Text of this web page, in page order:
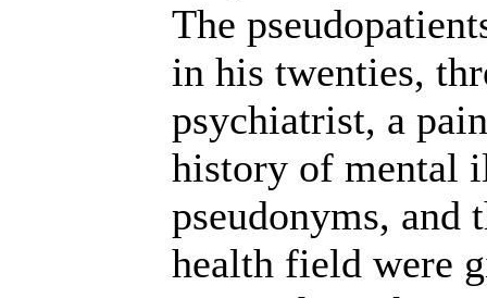
The
in his twenties,
psychiatrist, a
history of mental
pseudonyms, and
health field were